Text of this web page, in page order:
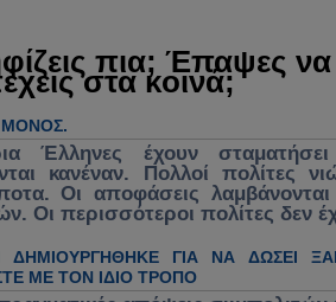
πια; Έπαψες να
στα κοινά;
ΜΌΝΟΣ.
Έλληνες έχουν
κανέναν. Πολλοί πολίτες
Οι αποφάσεις
Οι περισσότεροι πολίτες δεν
ΔΗΜΙΟΥΡΓΉΘΗΚΕ ΓΙΑ ΝΑ ΔΏΣΕΙ
ΜΕ ΤΟΝ ΊΔΙΟ ΤΡΌΠΟ